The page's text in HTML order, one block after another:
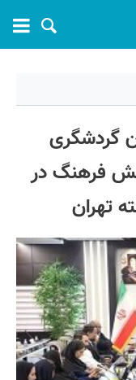
گردشگری
بر نقش فرهنگ در
تهران